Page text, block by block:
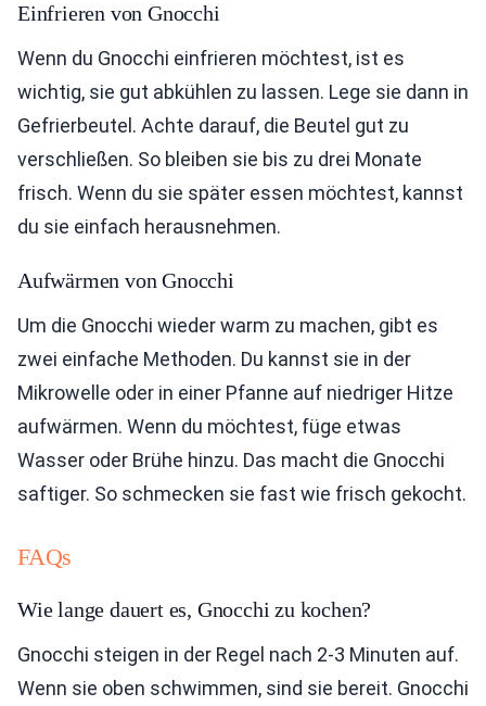
Einfrieren von Gnocchi
Wenn du Gnocchi einfrieren möchtest, ist es
wichtig, sie gut abkühlen zu lassen. Lege sie dann in
Gefrierbeutel. Achte darauf, die Beutel gut zu
verschließen. So bleiben sie bis zu drei Monate
frisch. Wenn du sie später essen möchtest, kannst
du sie einfach herausnehmen.
Aufwärmen von Gnocchi
Um die Gnocchi wieder warm zu machen, gibt es
zwei einfache Methoden. Du kannst sie in der
Mikrowelle oder in einer Pfanne auf niedriger Hitze
aufwärmen. Wenn du möchtest, füge etwas
Wasser oder Brühe hinzu. Das macht die Gnocchi
saftiger. So schmecken sie fast wie frisch gekocht.
FAQs
Wie lange dauert es, Gnocchi zu kochen?
Gnocchi steigen in der Regel nach 2-3 Minuten auf.
Wenn sie oben schwimmen, sind sie bereit. Gnocchi